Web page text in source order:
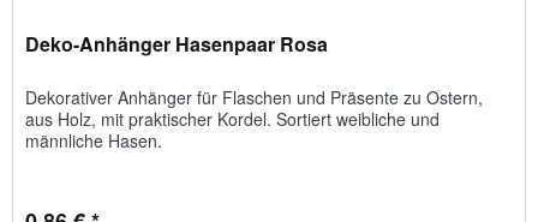
Deko-Anhänger Hasenpaar Rosa
Dekorativer Anhänger für Flaschen und Präsente zu Ostern,
aus Holz, mit praktischer Kordel. Sortiert weibliche und
männliche Hasen.